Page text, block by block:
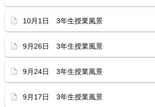
10月1日 3年生授業風景
9月26日 3年生授業風景
9月24日 3年生授業風景
9月17日 3年生授業風景